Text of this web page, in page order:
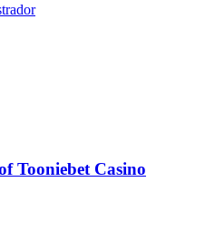
Tooniebet Casino